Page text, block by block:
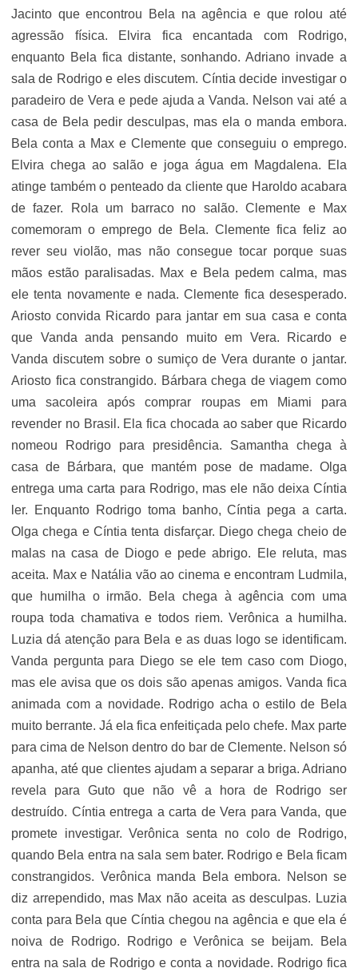
Jacinto que encontrou Bela na agência e que rolou até
agressão física. Elvira fica encantada com Rodrigo,
enquanto Bela fica distante, sonhando. Adriano invade a
sala de Rodrigo e eles discutem. Cíntia decide investigar o
paradeiro de Vera e pede ajuda a Vanda. Nelson vai até a
casa de Bela pedir desculpas, mas ela o manda embora.
Bela conta a Max e Clemente que conseguiu o emprego.
Elvira chega ao salão e joga água em Magdalena. Ela
atinge também o penteado da cliente que Haroldo acabara
de fazer. Rola um barraco no salão. Clemente e Max
comemoram o emprego de Bela. Clemente fica feliz ao
rever seu violão, mas não consegue tocar porque suas
mãos estão paralisadas. Max e Bela pedem calma, mas
ele tenta novamente e nada. Clemente fica desesperado.
Ariosto convida Ricardo para jantar em sua casa e conta
que Vanda anda pensando muito em Vera. Ricardo e
Vanda discutem sobre o sumiço de Vera durante o jantar.
Ariosto fica constrangido. Bárbara chega de viagem como
uma sacoleira após comprar roupas em Miami para
revender no Brasil. Ela fica chocada ao saber que Ricardo
nomeou Rodrigo para presidência. Samantha chega à
casa de Bárbara, que mantém pose de madame. Olga
entrega uma carta para Rodrigo, mas ele não deixa Cíntia
ler. Enquanto Rodrigo toma banho, Cíntia pega a carta.
Olga chega e Cíntia tenta disfarçar. Diego chega cheio de
malas na casa de Diogo e pede abrigo. Ele reluta, mas
aceita. Max e Natália vão ao cinema e encontram Ludmila,
que humilha o irmão. Bela chega à agência com uma
roupa toda chamativa e todos riem. Verônica a humilha.
Luzia dá atenção para Bela e as duas logo se identificam.
Vanda pergunta para Diego se ele tem caso com Diogo,
mas ele avisa que os dois são apenas amigos. Vanda fica
animada com a novidade. Rodrigo acha o estilo de Bela
muito berrante. Já ela fica enfeitiçada pelo chefe. Max parte
para cima de Nelson dentro do bar de Clemente. Nelson só
apanha, até que clientes ajudam a separar a briga. Adriano
revela para Guto que não vê a hora de Rodrigo ser
destruído. Cíntia entrega a carta de Vera para Vanda, que
promete investigar. Verônica senta no colo de Rodrigo,
quando Bela entra na sala sem bater. Rodrigo e Bela ficam
constrangidos. Verônica manda Bela embora. Nelson se
diz arrependido, mas Max não aceita as desculpas. Luzia
conta para Bela que Cíntia chegou na agência e que ela é
noiva de Rodrigo. Rodrigo e Verônica se beijam. Bela
entra na sala de Rodrigo e conta a novidade. Rodrigo fica